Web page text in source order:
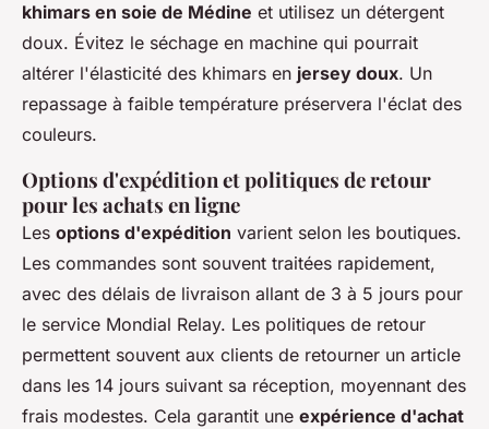
khimars en soie de Médine et utilisez un détergent
doux. Évitez le séchage en machine qui pourrait
altérer l'élasticité des khimars en jersey doux. Un
repassage à faible température préservera l'éclat des
couleurs.
Options d'expédition et politiques de retour
pour les achats en ligne
Les options d'expédition varient selon les boutiques.
Les commandes sont souvent traitées rapidement,
avec des délais de livraison allant de 3 à 5 jours pour
le service Mondial Relay. Les politiques de retour
permettent souvent aux clients de retourner un article
dans les 14 jours suivant sa réception, moyennant des
frais modestes. Cela garantit une expérience d'achat